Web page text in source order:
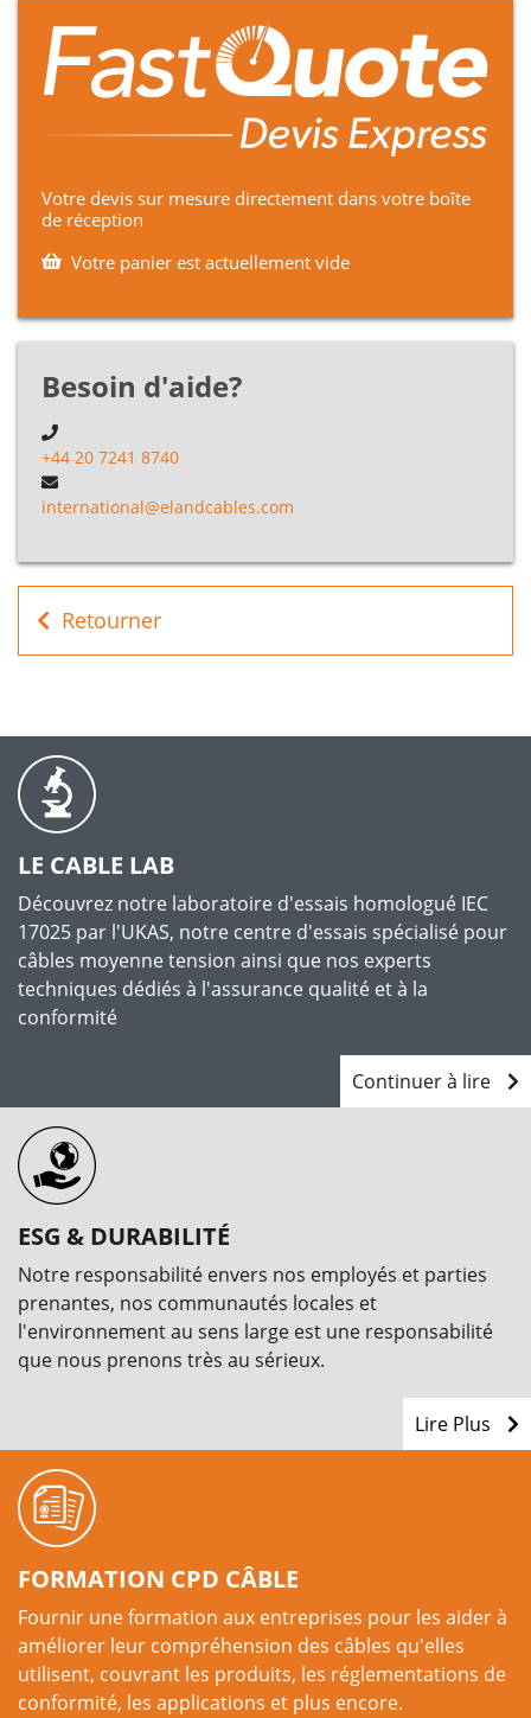
Votre devis sur mesure directement dans votre boîte
de réception
Votre panier est actuellement vide
Besoin d'aide?
+44 20 7241 8740
international@elandcables.com
Retourner
LE CABLE LAB
Découvrez notre laboratoire d'essais homologué IEC
17025 par l'UKAS, notre centre d'essais spécialisé pour
câbles moyenne tension ainsi que nos experts
techniques dédiés à l'assurance qualité et à la
conformité
Continuer à lire
ESG & DURABILITÉ
Notre responsabilité envers nos employés et parties
prenantes, nos communautés locales et
l'environnement au sens large est une responsabilité
que nous prenons très au sérieux.
Lire Plus
FORMATION CPD CÂBLE
Fournir une formation aux entreprises pour les aider à
améliorer leur compréhension des câbles qu'elles
utilisent, couvrant les produits, les réglementations de
conformité, les applications et plus encore.